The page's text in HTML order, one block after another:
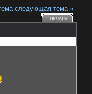
следующая тема »
ПЕЧАТЬ